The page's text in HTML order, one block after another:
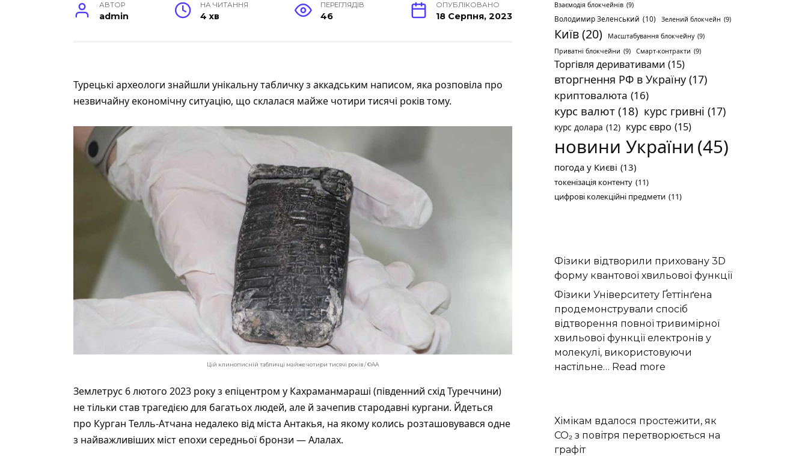
АВТОР
admin
НА ЧИТАННЯ
4 хв
ПЕРЕГЛЯДІВ
46
ОПУБЛІКОВАНО
18 Серпня, 2023
Турецькі археологи знайшли унікальну табличку з аккадським написом, яка розповіла про
незвичайну економічну ситуацію, що склалася майже чотири тисячі років тому.
Цій клинописній табличці майже чотири тисячі років / ©AA
Землетрус 6 лютого 2023 року з епіцентром у Кахраманмараші (південний схід Туреччини)
не тільки став трагедією для багатьох людей, але й зачепив стародавні кургани. Йдеться
про Курган Телль-Атчана недалеко від міста Антакья, на якому колись розташовувався одне
з найважливіших міст епохи середньої бронзи — Алалах.
Взаємодія блокчейнів (9)
Володимир Зеленський (10) Зелений блокчейн (9)
Київ(20) Масштабування блокчейну (9)
Приватні блокчейни (9) Смарт-контракти (9)
Торгівля деривативами (15)
вторгнення РФ в Україну (17)
криптовалюта (16)
курс валют (18) курс гривні (17)
курс долара (12) курс євро (15)
новини України (45)
погода у Києві (13)
токенізація контенту (11)
цифрові колекційні предмети (11)
Фізики відтворили приховану 3D
форму квантової хвильової функції
Фізики Університету Ґеттінґена
продемонстрували спосіб
відтворення повної тривимірної
хвильової функції електронів у
молекулі, використовуючи
настільне… Read more
3D
форму
Хімікам вдалося простежити, як
CO₂ з повітря перетворюється на
графіт